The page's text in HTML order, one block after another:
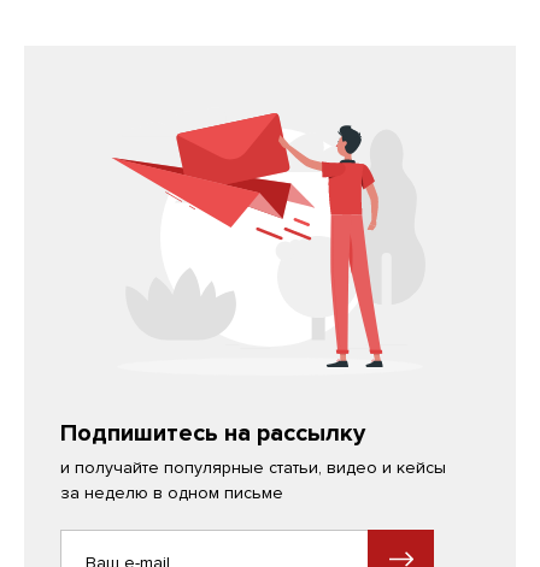
Подпишитесь на рассылку
и получайте популярные статьи, видео и кейсы
за неделю в одном письме